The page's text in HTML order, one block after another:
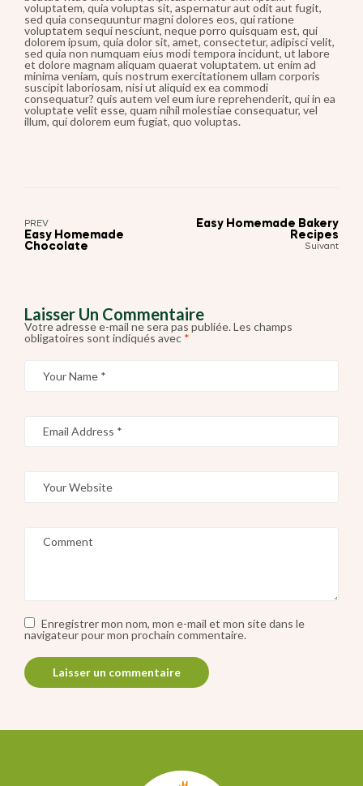
voluptatem, quia voluptas sit, aspernatur aut odit aut fugit,
sed quia consequuntur magni dolores eos, qui ratione
voluptatem sequi nesciunt, neque porro quisquam est, qui
dolorem ipsum, quia dolor sit, amet, consectetur, adipisci velit,
sed quia non numquam eius modi tempora incidunt, ut labore
et dolore magnam aliquam quaerat voluptatem. ut enim ad
minima veniam, quis nostrum exercitationem ullam corporis
suscipit laboriosam, nisi ut aliquid ex ea commodi
consequatur? quis autem vel eum iure reprehenderit, qui in ea
voluptate velit esse, quam nihil molestiae consequatur, vel
illum, qui dolorem eum fugiat, quo voluptas.
PREV
Easy Homemade
Chocolate
Suivant
Easy Homemade Bakery
Recipes
Laisser Un Commentaire
Votre adresse e-mail ne sera pas publiée.Les champs
obligatoires sont indiqués avec *
Enregistrer mon nom, mon e-mail et mon site dans le
navigateur pour mon prochain commentaire.